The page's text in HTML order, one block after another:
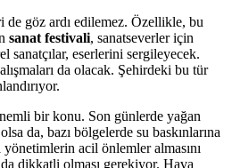
de göz ardı edilemez. Özellikle, bu
sanat festivali, sanatseverler için
sanatçılar, eserlerini sergileyecek.
da olacak. Şehirdeki bu tür
bir konu. Son günlerde yağan
da, bazı bölgelerde su baskınlarına
acil önlemler almasını
dikkatli olması gerekiyor. Hava